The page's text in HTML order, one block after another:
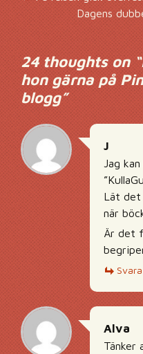
Dagens
24 thoughts on “
hon gärna på
blogg”
J
Jag
Lät det
när
Är det
Svara
Alva
Tänker